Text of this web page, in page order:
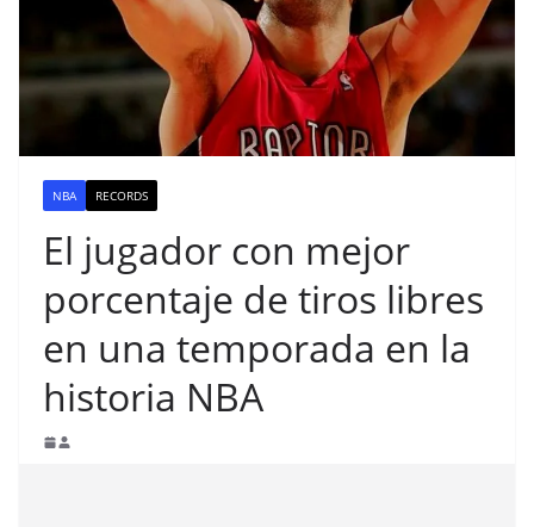
NBA RECORDS
El jugador con mejor
porcentaje de tiros libres
en una temporada en la
historia NBA